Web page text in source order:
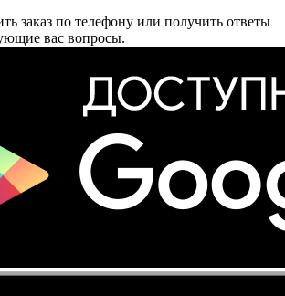
заказ по телефону или получить ответы
вас вопросы.